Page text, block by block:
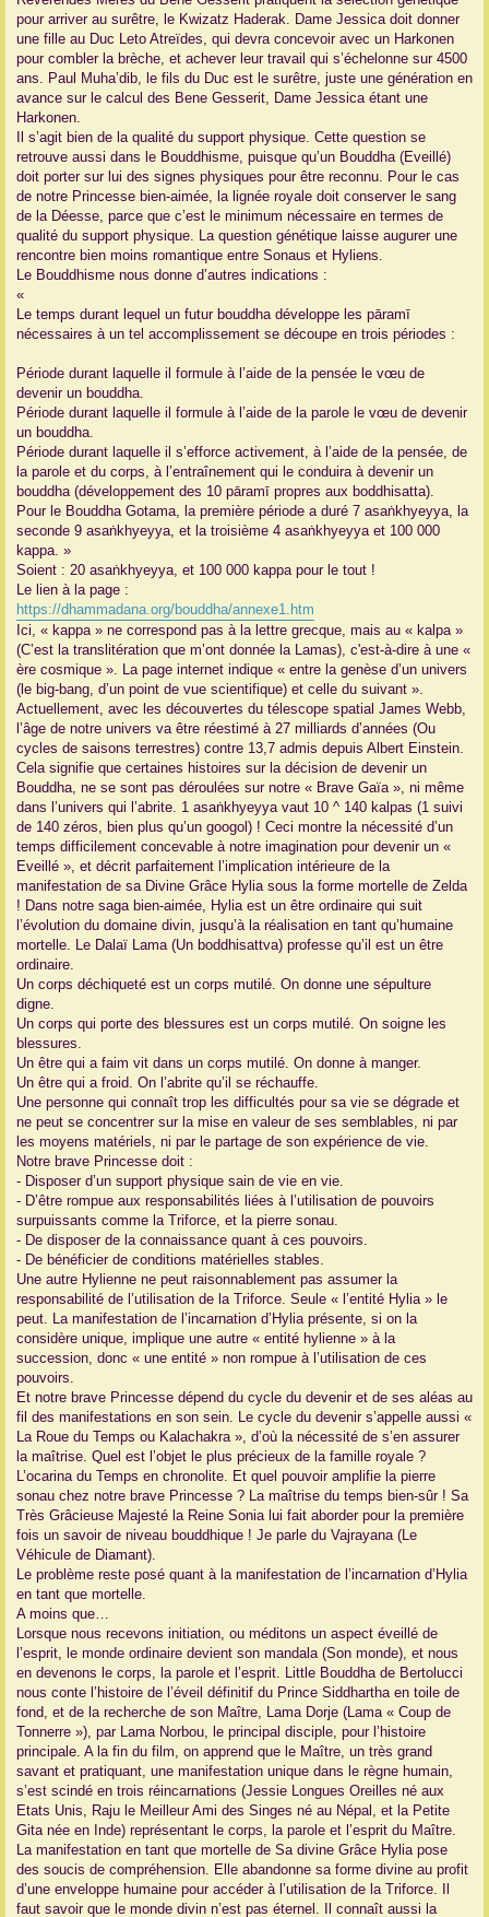
pour arriver au surêtre, le Kwizatz Haderak. Dame Jessica doit donner
une fille au Duc Leto Atreïdes, qui devra concevoir avec un Harkonen
pour combler la brèche, et achever leur travail qui s’échelonne sur 4500
ans. Paul Muha’dib, le fils du Duc est le surêtre, juste une génération en
avance sur le calcul des Bene Gesserit, Dame Jessica étant une
Harkonen.
Il s’agit bien de la qualité du support physique. Cette question se
retrouve aussi dans le Bouddhisme, puisque qu’un Bouddha (Eveillé)
doit porter sur lui des signes physiques pour être reconnu. Pour le cas
de notre Princesse bien-aimée, la lignée royale doit conserver le sang
de la Déesse, parce que c’est le minimum nécessaire en termes de
qualité du support physique. La question génétique laisse augurer une
rencontre bien moins romantique entre Sonaus et Hyliens.
Le Bouddhisme nous donne d’autres indications :
«
Le temps durant lequel un futur bouddha développe les pāramī
nécessaires à un tel accomplissement se découpe en trois périodes :
Période durant laquelle il formule à l’aide de la pensée le vœu de
devenir un bouddha.
Période durant laquelle il formule à l’aide de la parole le vœu de devenir
un bouddha.
Période durant laquelle il s’efforce activement, à l’aide de la pensée, de
la parole et du corps, à l’entraînement qui le conduira à devenir un
bouddha (développement des 10 pāramī propres aux boddhisatta).
Pour le Bouddha Gotama, la première période a duré 7 asaṅkhyeyya, la
seconde 9 asaṅkhyeyya, et la troisième 4 asaṅkhyeyya et 100 000
kappa. »
Soient : 20 asaṅkhyeyya, et 100 000 kappa pour le tout !
Le lien à la page :
https://dhammadana.org/bouddha/annexe1.htm
Ici, « kappa » ne correspond pas à la lettre grecque, mais au « kalpa »
(C’est la translitération que m’ont donnée la Lamas), c'est-à-dire à une «
ère cosmique ». La page internet indique « entre la genèse d’un univers
(le big-bang, d’un point de vue scientifique) et celle du suivant ».
Actuellement, avec les découvertes du télescope spatial James Webb,
l’âge de notre univers va être réestimé à 27 milliards d’années (Ou
cycles de saisons terrestres) contre 13,7 admis depuis Albert Einstein.
Cela signifie que certaines histoires sur la décision de devenir un
Bouddha, ne se sont pas déroulées sur notre « Brave Gaïa », ni même
dans l’univers qui l’abrite. 1 asaṅkhyeyya vaut 10 ^ 140 kalpas (1 suivi
de 140 zéros, bien plus qu’un googol) ! Ceci montre la nécessité d’un
temps difficilement concevable à notre imagination pour devenir un «
Eveillé », et décrit parfaitement l’implication intérieure de la
manifestation de sa Divine Grâce Hylia sous la forme mortelle de Zelda
! Dans notre saga bien-aimée, Hylia est un être ordinaire qui suit
l’évolution du domaine divin, jusqu’à la réalisation en tant qu’humaine
mortelle. Le Dalaï Lama (Un boddhisattva) professe qu’il est un être
ordinaire.
Un corps déchiqueté est un corps mutilé. On donne une sépulture
digne.
Un corps qui porte des blessures est un corps mutilé. On soigne les
blessures.
Un être qui a faim vit dans un corps mutilé. On donne à manger.
Un être qui a froid. On l’abrite qu’il se réchauffe.
Une personne qui connaît trop les difficultés pour sa vie se dégrade et
ne peut se concentrer sur la mise en valeur de ses semblables, ni par
les moyens matériels, ni par le partage de son expérience de vie.
Notre brave Princesse doit :
- Disposer d’un support physique sain de vie en vie.
- D’être rompue aux responsabilités liées à l’utilisation de pouvoirs
surpuissants comme la Triforce, et la pierre sonau.
- De disposer de la connaissance quant à ces pouvoirs.
- De bénéficier de conditions matérielles stables.
Une autre Hylienne ne peut raisonnablement pas assumer la
responsabilité de l’utilisation de la Triforce. Seule « l’entité Hylia » le
peut. La manifestation de l’incarnation d’Hylia présente, si on la
considère unique, implique une autre « entité hylienne » à la
succession, donc « une entité » non rompue à l’utilisation de ces
pouvoirs.
Et notre brave Princesse dépend du cycle du devenir et de ses aléas au
fil des manifestations en son sein. Le cycle du devenir s’appelle aussi «
La Roue du Temps ou Kalachakra », d’où la nécessité de s’en assurer
la maîtrise. Quel est l’objet le plus précieux de la famille royale ?
L’ocarina du Temps en chronolite. Et quel pouvoir amplifie la pierre
sonau chez notre brave Princesse ? La maîtrise du temps bien-sûr ! Sa
Très Grâcieuse Majesté la Reine Sonia lui fait aborder pour la première
fois un savoir de niveau bouddhique ! Je parle du Vajrayana (Le
Véhicule de Diamant).
Le problème reste posé quant à la manifestation de l’incarnation d’Hylia
en tant que mortelle.
A moins que…
Lorsque nous recevons initiation, ou méditons un aspect éveillé de
l’esprit, le monde ordinaire devient son mandala (Son monde), et nous
en devenons le corps, la parole et l’esprit. Little Bouddha de Bertolucci
nous conte l’histoire de l’éveil définitif du Prince Siddhartha en toile de
fond, et de la recherche de son Maître, Lama Dorje (Lama « Coup de
Tonnerre »), par Lama Norbou, le principal disciple, pour l’histoire
principale. A la fin du film, on apprend que le Maître, un très grand
savant et pratiquant, une manifestation unique dans le règne humain,
s’est scindé en trois réincarnations (Jessie Longues Oreilles né aux
Etats Unis, Raju le Meilleur Ami des Singes né au Népal, et la Petite
Gita née en Inde) représentant le corps, la parole et l’esprit du Maître.
La manifestation en tant que mortelle de Sa divine Grâce Hylia pose
des soucis de compréhension. Elle abandonne sa forme divine au profit
d’une enveloppe humaine pour accéder à l’utilisation de la Triforce. Il
faut savoir que le monde divin n’est pas éternel. Il connaît aussi la